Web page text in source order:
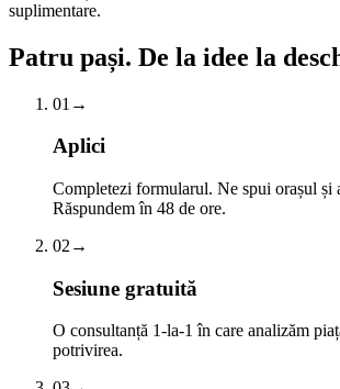
suplimentare.
Patru pași. De la idee la
01 →
Aplici
Completezi formularul. Ne spui orașul și
Răspundem în 48 de ore.
02 →
Sesiune gratuită
O consultanță 1-la-1 în care analizăm
potrivirea.